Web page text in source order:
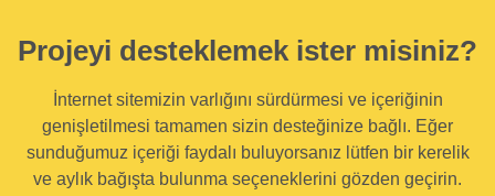
Projeyi desteklemek ister misiniz?
İnternet sitemizin varlığını sürdürmesi ve içeriğinin
genişletilmesi tamamen sizin desteğinize bağlı. Eğer
sunduğumuz içeriği faydalı buluyorsanız lütfen bir kerelik
ve aylık bağışta bulunma seçeneklerini gözden geçirin.